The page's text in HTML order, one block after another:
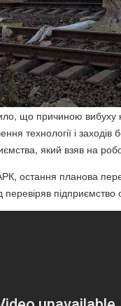
що причиною вибуху
технології і
який взяв на
остання планова
підприємство